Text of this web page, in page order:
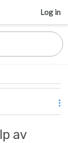
Log in
av